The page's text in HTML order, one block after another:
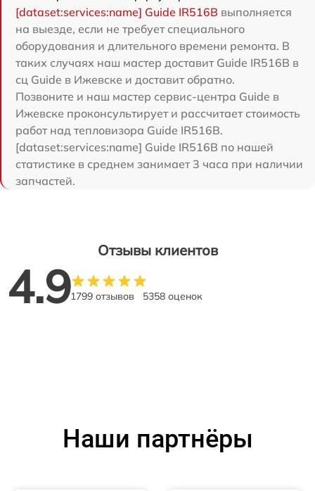
[dataset:services:name] Guide IR516B выполняется
на выезде, если не требует специального
оборудования и длительного времени ремонта. В
таких случаях наш мастер доставит Guide IR516B в
сц Guide в Ижевске и доставит обратно.
Позвоните и наш мастер сервис-центра Guide в
Ижевске проконсультирует и рассчитает стоимость
работ над тепловизора Guide IR516B.
[dataset:services:name] Guide IR516B по нашей
статистике в среднем занимает 3 часа при наличии
запчастей.
Отзывы клиентов
4.91799 отзывов 5358 оценок
Наши партнёры